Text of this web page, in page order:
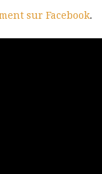
sur Facebook.